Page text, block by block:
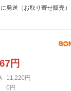
発送（お取り寄せ販売）
円
11,220円
0円